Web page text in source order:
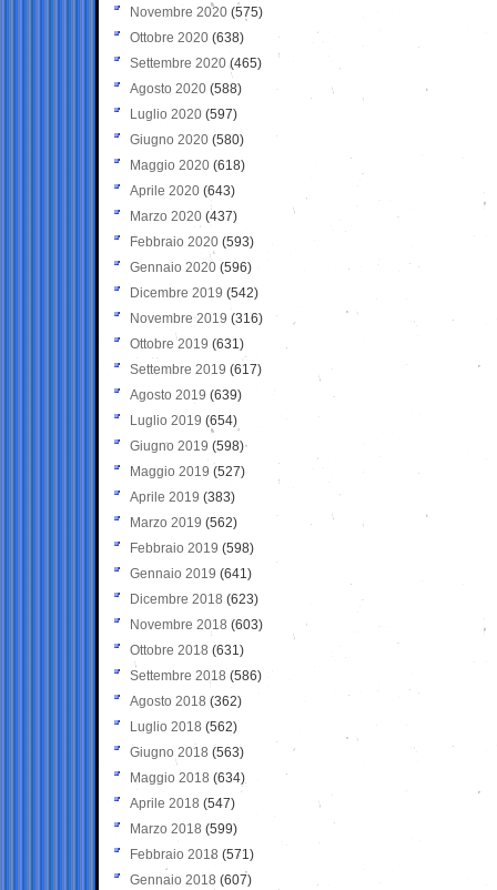
Novembre 2020 (575)
Ottobre 2020 (638)
Settembre 2020(465)
Agosto 2020 (588)
Luglio 2020 (597)
Giugno 2020 (580)
Maggio 2020 (618)
Aprile 2020 (643)
Marzo 2020 (437)
Febbraio 2020 (593)
Gennaio 2020 (596)
Dicembre 2019 (542)
Novembre 2019 (316)
Ottobre 2019 (631)
Settembre 2019 (617)
Agosto 2019 (639)
Luglio 2019 (654)
Giugno 2019 (598)
Maggio 2019 (527)
Aprile 2019 (383)
Marzo 2019 (562)
Febbraio 2019 (598)
Gennaio 2019 (641)
Dicembre 2018 (623)
Novembre 2018 (603)
Ottobre 2018 (631)
Settembre 2018 (586)
Agosto 2018 (362)
Luglio 2018 (562)
Giugno 2018 (563)
Maggio 2018 (634)
Aprile 2018 (547)
Marzo 2018 (599)
Febbraio 2018 (571)
Gennaio 2018 (607)